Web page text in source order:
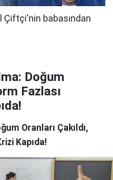
Doğum
Fazlası
Oranları Çakıldı,
Kapıda!